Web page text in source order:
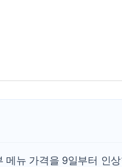
李 "해남 태양광, 대한민국
李 대통령, '6시간 마라톤 부
남동발전, 해남군에 국내 최
[인도증시] 중동 불안 속 유가
메뉴 가격을 9일부터 인